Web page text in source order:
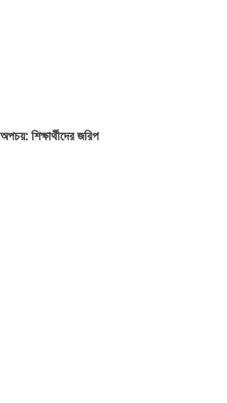
শিক্ষার্থীদের জরিপ